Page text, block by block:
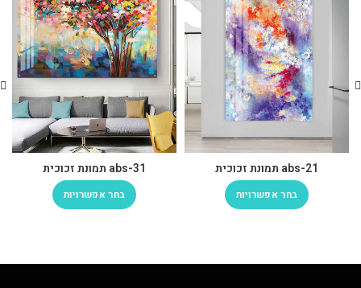
abs-21 תמונת זכוכית
בחר אפשרויות
abs-31 תמונת זכוכית
בחר אפשרויות